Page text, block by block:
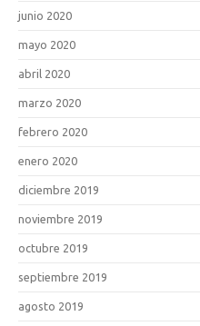
junio 2020
mayo 2020
abril 2020
marzo 2020
febrero 2020
enero 2020
diciembre 2019
noviembre 2019
octubre 2019
septiembre 2019
agosto 2019